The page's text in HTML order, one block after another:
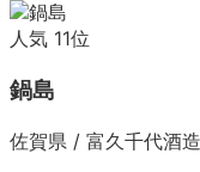
人気 11位
鍋島
佐賀県 / 富久千代酒造